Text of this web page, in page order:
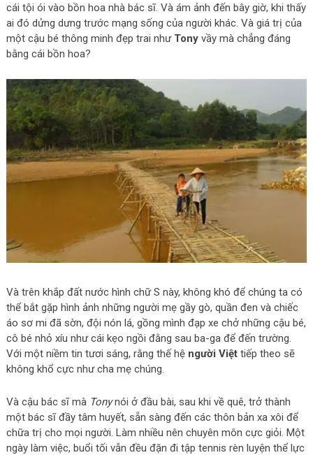
cái tội ói vào bồn hoa nhà bác sĩ. Và ám ảnh đến bây giờ, khi thấy
ai đó dửng dưng trước mạng sống của người khác. Và giá trị của
một cậu bé thông minh đẹp trai như Tonyvầy mà chẳng đáng
bằng cái bồn hoa?
Và trên khắp đất nước hình chữ S này, không khó để chúng ta có
thể bắt gặp hình ảnh những người mẹ gầy gò, quần đen và chiếc
áo sơ mi đã sờn, đội nón lá, gồng mình đạp xe chở những cậu bé,
cô bé nhỏ xíu như cái kẹo ngồi đằng sau ba-ga để đến trường.
Với một niềm tin tươi sáng, rằng thế hệ người Việttiếp theo sẽ
không khổ cực như cha mẹ chúng.
Và cậu bác sĩ mà Tonynói ở đầu bài, sau khi về quê, trở thành
một bác sĩ đầy tâm huyết, sẵn sàng đến các thôn bản xa xôi để
chữa trị cho mọi người. Làm nhiều nên chuyên môn cực giỏi. Một
ngày làm việc, buổi tối vẫn đều đặn đi tập tennis rèn luyện thể lực